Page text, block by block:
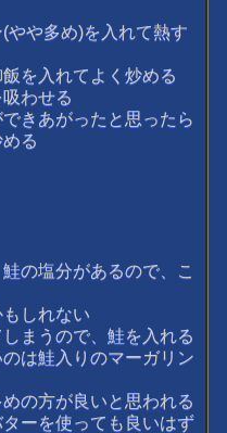
やや多め)を入れて熱す
を入れてよく炒める
わせる
きあがったと思ったら
る
の塩分があるので、こ
しれない
まうので、鮭を入れる
は鮭入りのマーガリン
の方が良いと思われる
ーを使っても良いはず